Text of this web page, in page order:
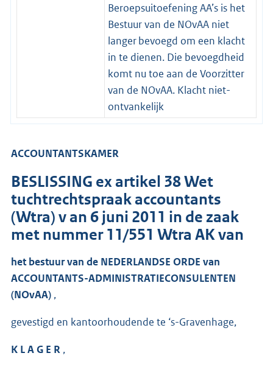
Beroepsuitoefening AA’s is het
Bestuur van de NOvAA niet
langer bevoegd om een klacht
in te dienen. Die bevoegdheid
komt nu toe aan de Voorzitter
van de NOvAA. Klacht niet-
ontvankelijk
ACCOUNTANTSKAMER
BESLISSING ex artikel 38 Wet
tuchtrechtspraak accountants
(Wtra) v an 6 juni 2011 in de zaak
met nummer 11/551 Wtra AK van
het bestuur van de NEDERLANDSE ORDE van
ACCOUNTANTS-ADMINISTRATIECONSULENTEN
(NOvAA) ,
gevestigd en kantoorhoudende te ‘s-Gravenhage,
K L A G E R ,